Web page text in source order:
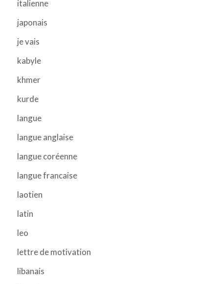
italienne
japonais
je vais
kabyle
khmer
kurde
langue
langue anglaise
langue coréenne
langue francaise
laotien
latin
leo
lettre de motivation
libanais